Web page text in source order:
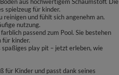
spielzeug für kinder.
und fühlt sich angenehm an.
nutzung.
passend zum Pool. Sie bestehen
für kinder.
play pit – jetzt erleben, wie
für Kinder und passt dank seines